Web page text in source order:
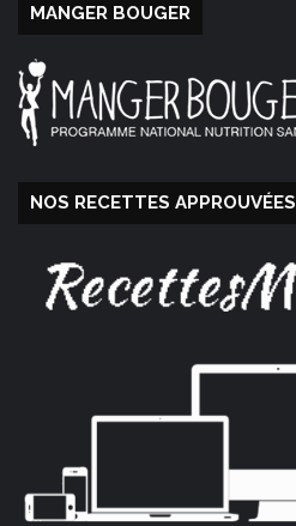
MANGER BOUGER
NOS RECETTES APPROUVÉES